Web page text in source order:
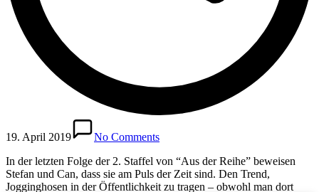
19. April 2019
No Comments
In der letzten Folge der 2. Staffel von “Aus der Reihe” beweisen
Stefan und Can, dass sie am Puls der Zeit sind. Den Trend,
Jogginghosen in der Öffentlichkeit zu tragen – obwohl man dort